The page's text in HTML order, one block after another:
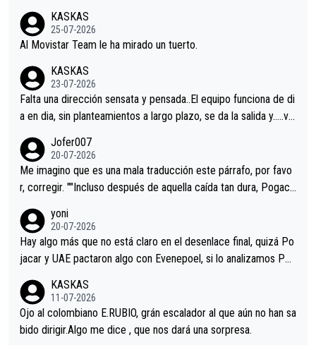
KASKAS
25-07-2026
Al Movistar Team le ha mirado un tuerto.
KASKAS
23-07-2026
Falta una dirección sensata y pensada..El equipo funciona de di
a en dia, sin planteamientos a largo plazo, se da la salida y…..ve
Minguez, Velez etc etc.Me da pena vivir estos momentos tan
tristes sin victorias.
Jofer007
20-07-2026
Me imagino que es una mala traducción este párrafo, por favo
r, corregir. ""Incluso después de aquella caída tan dura, Pogaca
permaneció pegado a su rueda. Parecía increíble la forma en l
a que era capaz de controlar el miedo", recordó."
yoni
20-07-2026
Hay algo más que no está claro en el desenlace final, quizá Po
jacar y UAE pactaron algo con Evenepoel, si lo analizamos Poj
i sin pedalear, luego está el saludo con Evenepoel dándose la
mano de una manera muy fraternal, más allá de los típicos toqu
es en el hombro con que saludaba a Vingegard. Ahí hubo una in
KASKAS
11-07-2026
Ojo al colombiano E.RUBIO, grán escalador al que aún no han sa
bido dirigir.Algo me dice , que nos dará una sorpresa.